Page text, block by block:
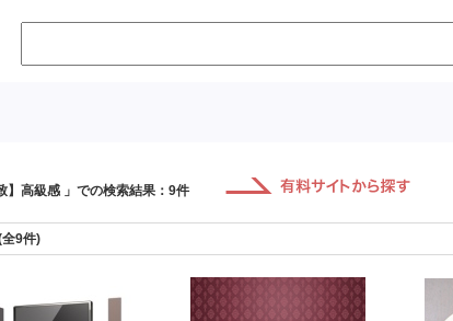
】高級感 」での検索結果：9件
9件)